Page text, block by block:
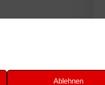
Ablehnen